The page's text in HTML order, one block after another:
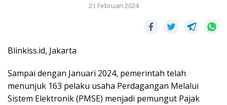
21 Februari 2024
Blinkiss.id, Jakarta
Sampai dengan Januari 2024, pemerintah telah
menunjuk 163 pelaku usaha Perdagangan Melalui
Sistem Elektronik (PMSE) menjadi pemungut Pajak